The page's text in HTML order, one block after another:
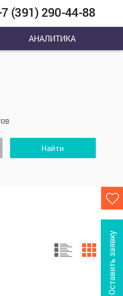
(391) 290-44-88
АНАЛИТИКА
Оставить заявку
Найти